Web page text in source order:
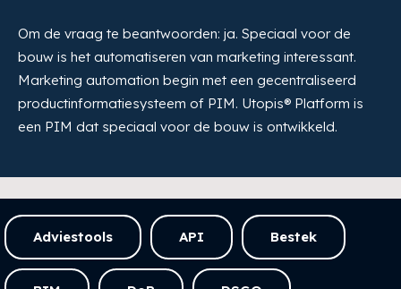
Om de vraag te beantwoorden: ja. Speciaal voor de
bouw is het automatiseren van marketing interessant.
Marketing automation begin met een gecentraliseerd
productinformatiesysteem of PIM. Utopis® Platform is
een PIM dat speciaal voor de bouw is ontwikkeld.
Adviestools API Bestek